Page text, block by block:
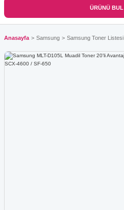
ÜRÜNÜ BUL
Anasayfa Samsung Samsung Toner Listesi